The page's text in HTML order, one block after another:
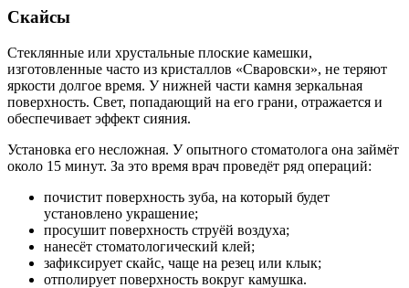
Скайсы
Стеклянные или хрустальные плоские камешки,
изготовленные часто из кристаллов «Сваровски», не теряют
яркости долгое время. У нижней части камня зеркальная
поверхность. Свет, попадающий на его грани, отражается и
обеспечивает эффект сияния.
Установка его несложная. У опытного стоматолога она займёт
около 15 минут. За это время врач проведёт ряд операций:
почистит поверхность зуба, на который будет
установлено украшение;
просушит поверхность струёй воздуха;
нанесёт стоматологический клей;
зафиксирует скайс, чаще на резец или клык;
отполирует поверхность вокруг камушка.